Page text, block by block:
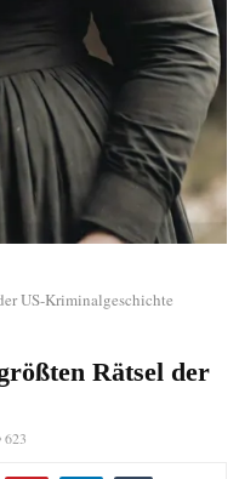
US-Kriminalgeschichte
Rätsel der
623